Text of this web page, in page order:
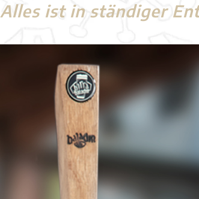
Alles ist in ständiger